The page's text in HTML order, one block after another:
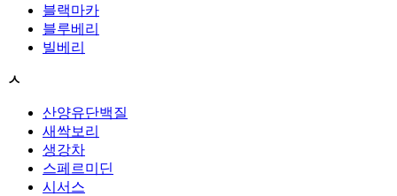
블랙마카
블루베리
빌베리
ㅅ
산양유단백질
새싹보리
생강차
스페르미딘
시서스